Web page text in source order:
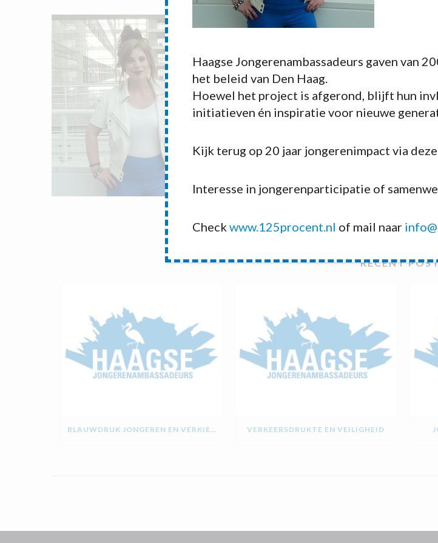
RECENT
BLAUWDRUK JONGEREN EN VERKIEZINGEN VERKEERSDRUKTE EN VEILIGHEID
Haagse Jongerenambassadeurs gaven van
het beleid van Den Haag.
Hoewel het project is afgerond, blijft hun
initiatieven én inspiratie voor nieuwe
Kijk terug op 20 jaar jongerenimpact via
Interesse in jongerenparticipatie of
Check www.125procent.nl of mail naar